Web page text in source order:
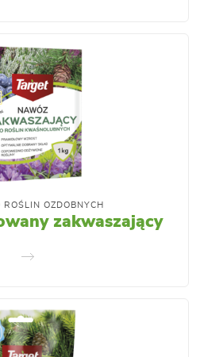
ROŚLIN OZDOBNYCH
zakwaszający